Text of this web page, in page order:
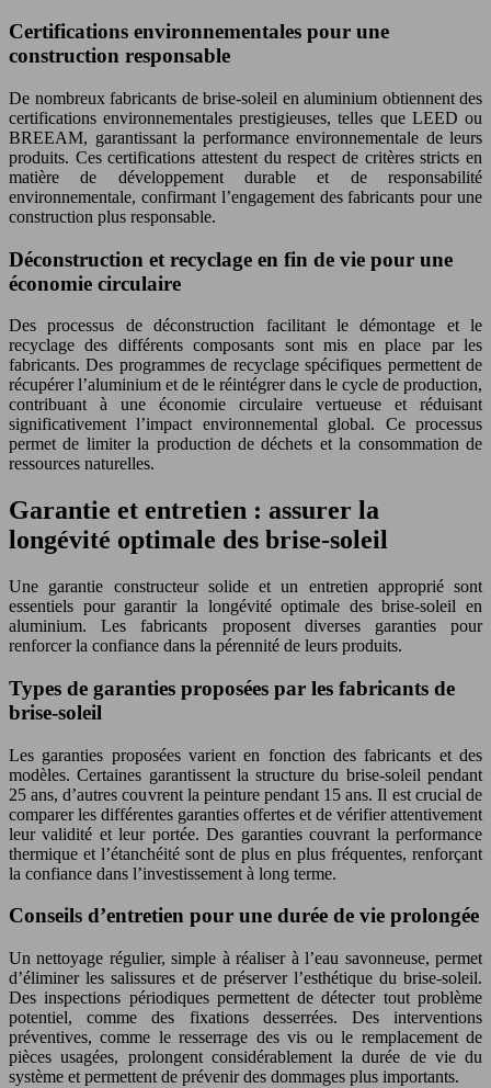
Certifications environnementales pour une
construction responsable
De nombreux fabricants de brise-soleil en aluminium obtiennent des
certifications environnementales prestigieuses, telles que LEED ou
BREEAM, garantissant la performance environnementale de leurs
produits. Ces certifications attestent du respect de critères stricts en
matière de développement durable et de responsabilité
environnementale, confirmant l’engagement des fabricants pour une
construction plus responsable.
Déconstruction et recyclage en fin de vie pour une
économie circulaire
Des processus de déconstruction facilitant le démontage et le
recyclage des différents composants sont mis en place par les
fabricants. Des programmes de recyclage spécifiques permettent de
récupérer l’aluminium et de le réintégrer dans le cycle de production,
contribuant à une économie circulaire vertueuse et réduisant
significativement l’impact environnemental global. Ce processus
permet de limiter la production de déchets et la consommation de
ressources naturelles.
Garantie et entretien : assurer la
longévité optimale des brise-soleil
Une garantie constructeur solide et un entretien approprié sont
essentiels pour garantir la longévité optimale des brise-soleil en
aluminium. Les fabricants proposent diverses garanties pour
renforcer la confiance dans la pérennité de leurs produits.
Types de garanties proposées par les fabricants de
brise-soleil
Les garanties proposées varient en fonction des fabricants et des
modèles. Certaines garantissent la structure du brise-soleil pendant
25 ans, d’autres couvrent la peinture pendant 15 ans. Il est crucial de
comparer les différentes garanties offertes et de vérifier attentivement
leur validité et leur portée. Des garanties couvrant la performance
thermique et l’étanchéité sont de plus en plus fréquentes, renforçant
la confiance dans l’investissement à long terme.
Conseils d’entretien pour une durée de vie prolongée
Un nettoyage régulier, simple à réaliser à l’eau savonneuse, permet
d’éliminer les salissures et de préserver l’esthétique du brise-soleil.
Des inspections périodiques permettent de détecter tout problème
potentiel, comme des fixations desserrées. Des interventions
préventives, comme le resserrage des vis ou le remplacement de
pièces usagées, prolongent considérablement la durée de vie du
système et permettent de prévenir des dommages plus importants.